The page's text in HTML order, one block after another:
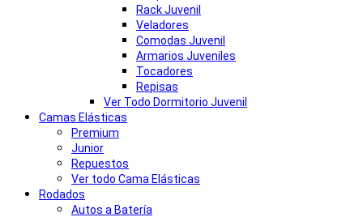
Rack Juvenil
Veladores
Comodas Juvenil
Armarios Juveniles
Tocadores
Repisas
Ver Todo Dormitorio Juvenil
Camas Elásticas
Premium
Junior
Repuestos
Ver todo Cama Elásticas
Rodados
Autos a Batería